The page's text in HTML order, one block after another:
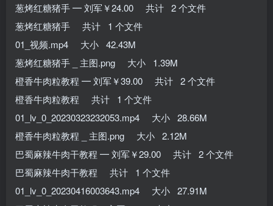
葱烤红糖猪手 ━ 刘军￥24.00 共计 2 个文件
葱烤红糖猪手 共计 1 个文件
01_视频.mp4 大小 42.43M
葱烤红糖猪手 _ 主图.png 大小 1.39M
橙香牛肉粒教程 ━ 刘军￥39.00 共计 2 个文件
橙香牛肉粒教程 共计 1 个文件
01_lv_0_20230323232053.mp4 大小 28.66M
橙香牛肉粒教程 _ 主图.png 大小 2.12M
巴蜀麻辣牛肉干教程 ━ 刘军￥29.00 共计 2 个文件
巴蜀麻辣牛肉干教程 共计 1 个文件
01_lv_0_20230416003643.mp4 大小 27.91M